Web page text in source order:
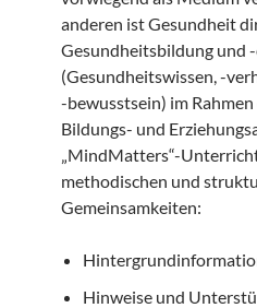
anderen ist Gesundheit
Gesundheitsbildung und
(Gesundheitswissen, -
-bewusstsein) im
Bildungs- und
„MindMatters“-
methodischen und
Gemeinsamkeiten:
Hinweise und